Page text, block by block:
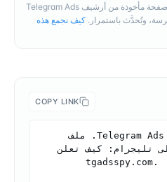
الأرقام في هذه الصفحة مأخوذة من أرشيف Telegram Ads
كيف نجمع هذه
COPY LINK
Telegram Ads Spy Research (2026). ملف
BetterHelp في 2026. tgadsspy.com.